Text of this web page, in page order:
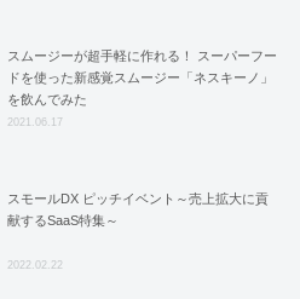
スムージーが超手軽に作れる！ スーパーフー
ドを使った新感覚スムージー「ネスキーノ」
を飲んでみた
2021.06.17
スモールDX ピッチイベント～売上拡大に貢
献するSaaS特集～
2022.02.22